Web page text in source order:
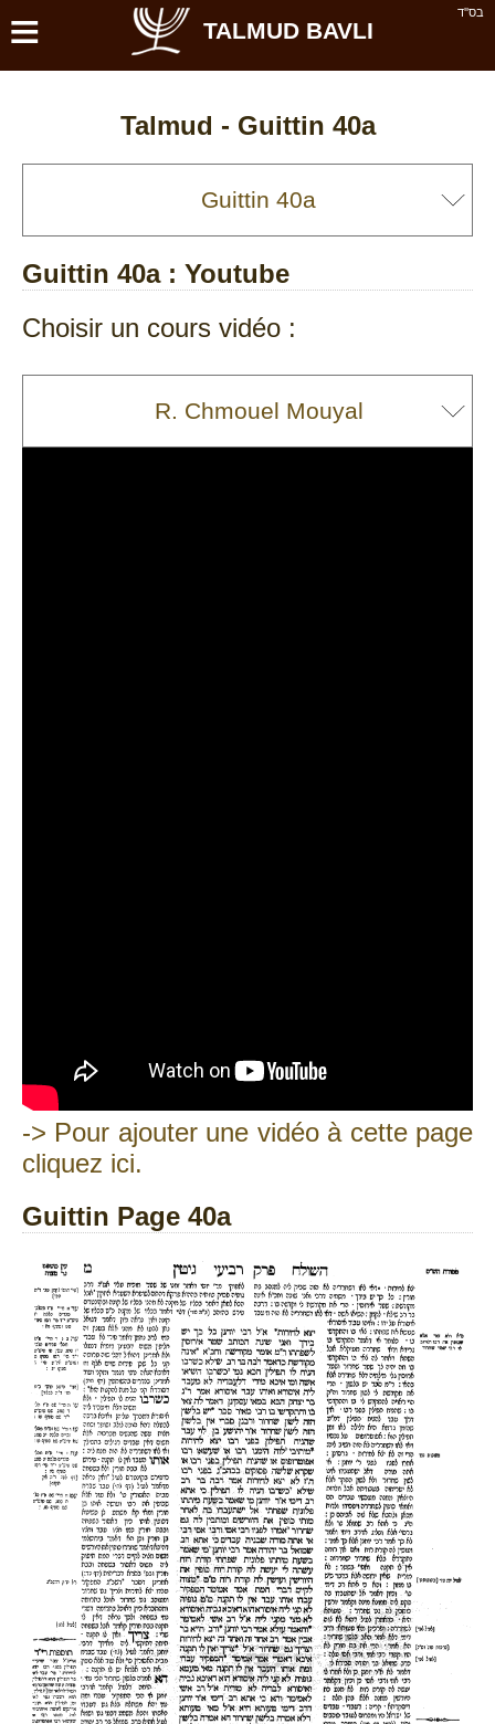
בס''ד ≡ TALMUD BAVLI
Talmud - Guittin 40a
Guittin 40a: Youtube
Choisir un cours vidéo :
-> Pour ajouter une vidéo à cette page
cliquez ici.
Guittin Page 40a